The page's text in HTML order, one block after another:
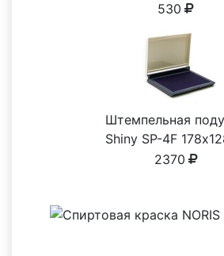
530
Штемпельная
Shiny SP-4F
2370